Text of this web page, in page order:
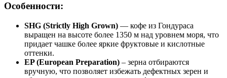
Особенности:
SHG (Strictly High Grown) — кофе из Гондураса
выращен на высоте более 1350 м над уровнем моря, что
придает чашке более яркие фруктовые и кислотные
оттенки.
EP (European Preparation) – зерна отбираются
вручную, что позволяет избежать дефектных зерен и